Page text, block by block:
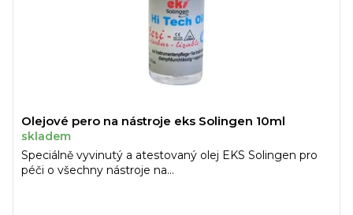
Olejové pero na nástroje eks Solingen 10ml
skladem
Speciálně vyvinutý a atestovaný olej EKS Solingen pro
péči o všechny nástroje na...